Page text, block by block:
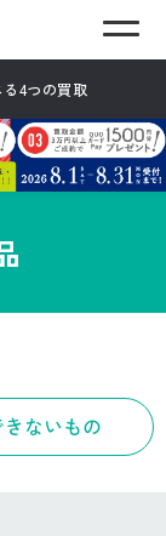
4つの買取
ないもの